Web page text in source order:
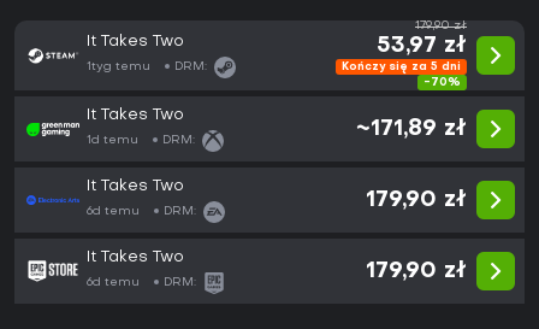
It Takes Two
1tyg temu DRM:
179,90 zł
53,97 zł
Kończy się za 5 dni
-70%
It Takes Two
1d temu DRM:
~171,89 zł
It Takes Two
6d temu DRM:
179,90 zł
It Takes Two
6d temu DRM:
179,90 zł